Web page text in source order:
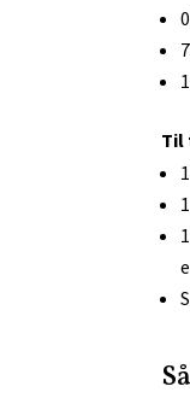
Til